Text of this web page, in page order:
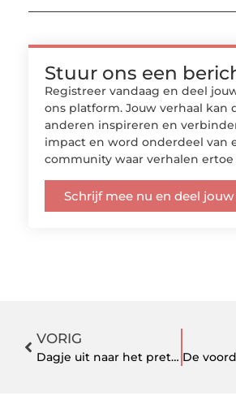
Stuur ons een
Registreer vandaag en deel
ons platform. Jouw verhaal kan
anderen inspireren en
impact en word onderdeel van
community waar verhalen ertoe
Schrijf mee nu en deel jouw
VORIG
Dagje uit naar het pretpark, bespaartips!